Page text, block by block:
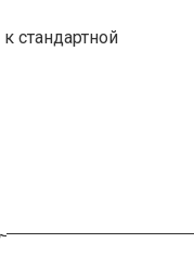
к стандартной